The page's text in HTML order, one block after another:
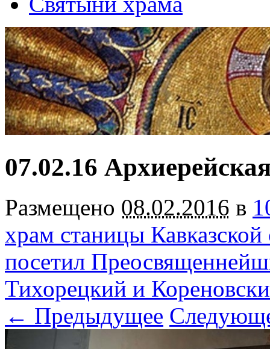
07.02.16
Размещено 08.02.2016 в
храм станицы
посетил
Тихорецкий и
← Предыдущее